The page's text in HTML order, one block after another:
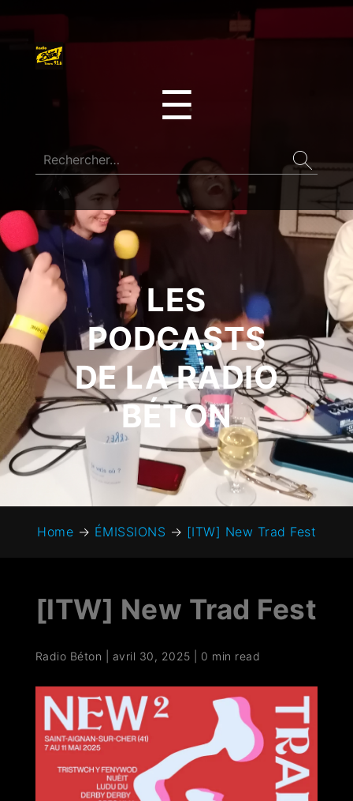
☰
LES
PODCASTS
DE LA RADIO
BÉTON
Home → ÉMISSIONS → [ITW] New Trad Fest
[ITW] New Trad Fest
Radio Béton avril 30, 2025 0 min read